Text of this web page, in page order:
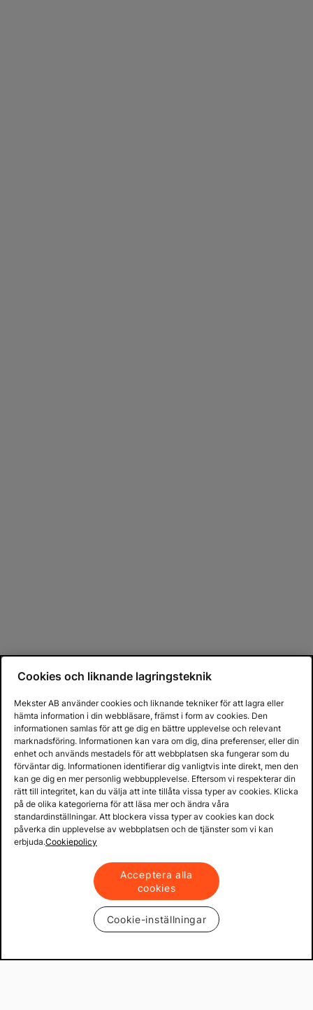
Cookies och liknande lagringsteknik
Mekster AB använder cookies och liknande tekniker för att lagra eller
hämta information i din webbläsare, främst i form av cookies. Den
informationen samlas för att ge dig en bättre upplevelse och relevant
marknadsföring. Informationen kan vara om dig, dina preferenser, eller din
enhet och används mestadels för att webbplatsen ska fungerar som du
förväntar dig. Informationen identifierar dig vanligtvis inte direkt, men den
kan ge dig en mer personlig webbupplevelse. Eftersom vi respekterar din
rätt till integritet, kan du välja att inte tillåta vissa typer av cookies. Klicka
på de olika kategorierna för att läsa mer och ändra våra
standardinställningar. Att blockera vissa typer av cookies kan dock
påverka din upplevelse av webbplatsen och de tjänster som vi kan
erbjuda.Cookiepolicy
Acceptera alla
cookies
Cookie-inställningar